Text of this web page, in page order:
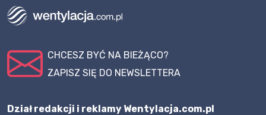
CHCESZ BYĆ NA BIEŻĄCO?
ZAPISZ SIĘ DO NEWSLETTERA
Dział redakcji i reklamy Wentylacja.com.pl